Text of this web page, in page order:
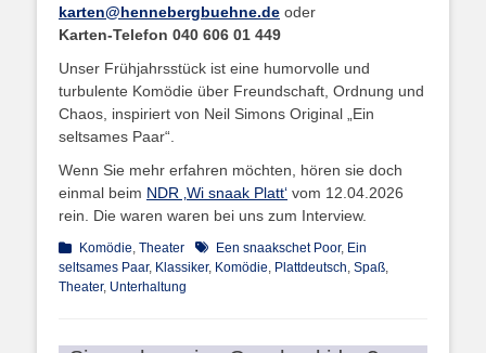
karten@hennebergbuehne.de oder
Karten-Telefon 040 606 01 449
Unser Frühjahrsstück ist eine humorvolle und
turbulente Komödie über Freundschaft, Ordnung und
Chaos, inspiriert von Neil Simons Original „Ein
seltsames Paar“.
Wenn Sie mehr erfahren möchten, hören sie doch
einmal beim NDR ‚Wi snaak Platt‘ vom 12.04.2026
rein. Die waren waren bei uns zum Interview.
Kategorien
Komödie Theater Schlagworte
Een snaakschet Poor, Ein
seltsames Paar, Klassiker, Komödie Plattdeutsch Spaß
Theater, Unterhaltung